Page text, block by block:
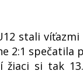
stali
2:1 spečatila
žiaci si tak